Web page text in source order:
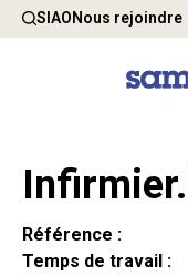
SIAONous rejoindre
Référence :
Temps de travail :